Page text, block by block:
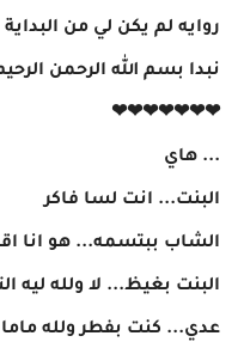
روايه لم يكن لي من البداية
نبدا بسم الله الرحمن
❤❤❤❤❤❤❤
... هاي
البنت... انت لسا فاكر
الشاب ببتسمه... هو انا
البنت بغيظ... لا ولله ليه
عدي... كنت بفطر ولله